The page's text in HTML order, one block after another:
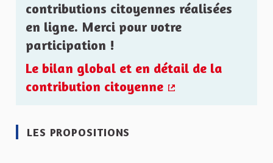
contributions citoyennes réalisées
en ligne. Merci pour votre
participation !
Le bilan global et en détail de la
contribution citoyenne
LES PROPOSITIONS